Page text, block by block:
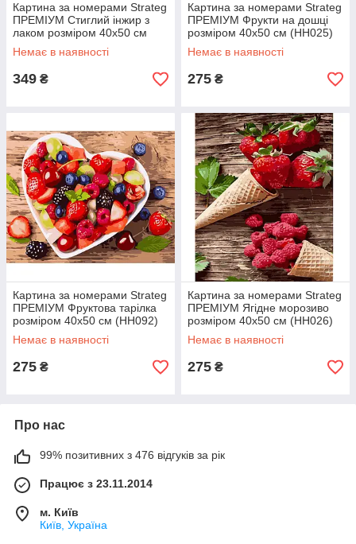
Картина за номерами Strateg
ПРЕМІУМ Стиглий інжир з
лаком розміром 40х50 см
(GS816)
Немає в наявності
349 ₴
Картина за номерами Strateg
ПРЕМІУМ Фрукти на дошці
розміром 40х50 см (HH025)
Немає в наявності
275 ₴
Картина за номерами Strateg
ПРЕМІУМ Фруктова тарілка
розміром 40х50 см (HH092)
Немає в наявності
275 ₴
Картина за номерами Strateg
ПРЕМІУМ Ягідне морозиво
розміром 40х50 см (HH026)
Немає в наявності
275 ₴
Про нас
99% позитивних з 476 відгуків за рік
Працює з 23.11.2014
м. Київ
Київ, Україна